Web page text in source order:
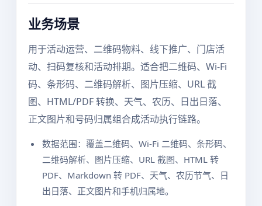
业务场景
用于活动运营、二维码物料、线下推广、门店活
动、扫码复核和活动排期。适合把二维码、Wi-Fi
码、条形码、二维码解析、图片压缩、URL 截
图、HTML/PDF 转换、天气、农历、日出日落、
正文图片和号码归属组合成活动执行链路。
数据范围：覆盖二维码、Wi-Fi 二维码、条形码、
二维码解析、图片压缩、URL 截图、HTML 转
PDF、Markdown 转 PDF、天气、农历节气、日
出日落、正文图片和手机归属地。